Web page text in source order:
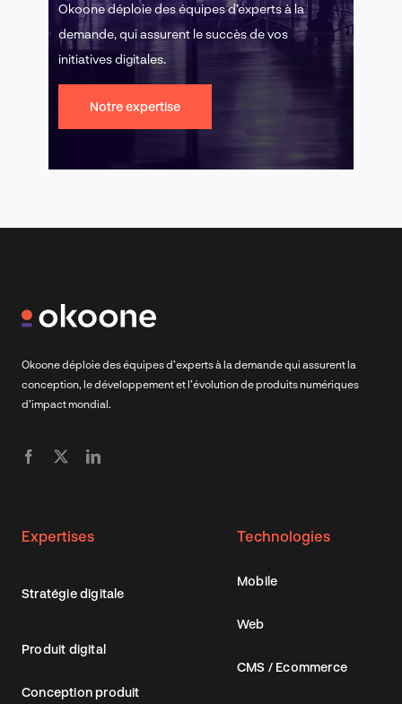
Okoone déploie des équipes d’experts à la
demande, qui assurent le succès de vos
initiatives digitales.
Notre expertise
Okoone déploie des équipes d’experts à la demande qui assurent la
conception, le développement et l’évolution de produits numériques
d’impact mondial.
Expertises
Stratégie digitale
Produit digital
Conception produit
Technologies
Mobile
Web
CMS / Ecommerce